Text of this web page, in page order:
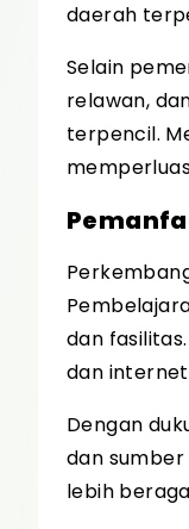
daerah
Selain
relawan,
terpencil.
dan
dan
Dengan
dan
lebih